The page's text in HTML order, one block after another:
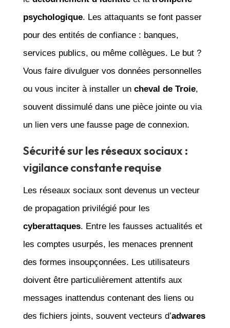
psychologique. Les attaquants se font passer
pour des entités de confiance : banques,
services publics, ou même collègues. Le but ?
Vous faire divulguer vos données personnelles
ou vous inciter à installer un cheval de Troie,
souvent dissimulé dans une pièce jointe ou via
un lien vers une fausse page de connexion.
Sécurité sur les réseaux sociaux :
vigilance constante requise
Les réseaux sociaux sont devenus un vecteur
de propagation privilégié pour les
cyberattaques. Entre les fausses actualités et
les comptes usurpés, les menaces prennent
des formes insoupçonnées. Les utilisateurs
doivent être particulièrement attentifs aux
messages inattendus contenant des liens ou
des fichiers joints, souvent vecteurs d’adwares